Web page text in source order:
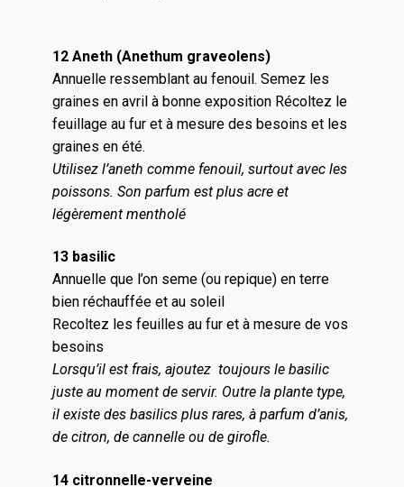
12 Aneth (Anethum graveolens)
Annuelle ressemblant au fenouil. Semez les
graines en avril à bonne exposition Récoltez le
feuillage au fur et à mesure des besoins et les
graines en été.
Utilisez l’aneth comme fenouil, surtout avec les
poissons. Son parfum est plus acre et
légèrement mentholé
13 basilic
Annuelle que l’on seme (ou repique) en terre
bien réchauffée et au soleil
Recoltez les feuilles au fur et à mesure de vos
besoins
Lorsqu’il est frais, ajoutez toujours le basilic
juste au moment de servir. Outre la plante type,
il existe des basilics plus rares, à parfum d’anis,
de citron, de cannelle ou de girofle.
14 citronnelle-verveine